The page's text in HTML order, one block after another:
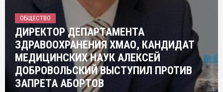
ОБЩЕСТВО
ДИРЕКТОР ДЕПАРТАМЕНТА
ЗДРАВООХРАНЕНИЯ ХМАО, КАНДИДАТ
МЕДИЦИНСКИХ НАУК АЛЕКСЕЙ
ДОБРОВОЛЬСКИЙ ВЫСТУПИЛ ПРОТИВ
ЗАПРЕТА АБОРТОВ